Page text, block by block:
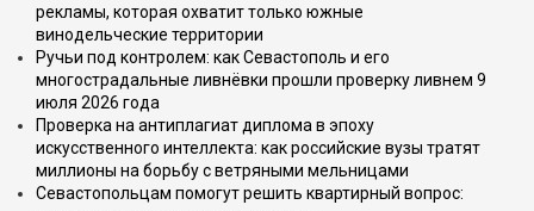
рекламы, которая охватит только южные
винодельческие территории
Ручьи под контролем: как Севастополь и его
многострадальные ливнёвки прошли проверку ливнем 9
июля 2026 года
Проверка на антиплагиат диплома в эпоху
искусственного интеллекта: как российские вузы тратят
миллионы на борьбу с ветряными мельницами
Севастопольцам помогут решить квартирный вопрос: